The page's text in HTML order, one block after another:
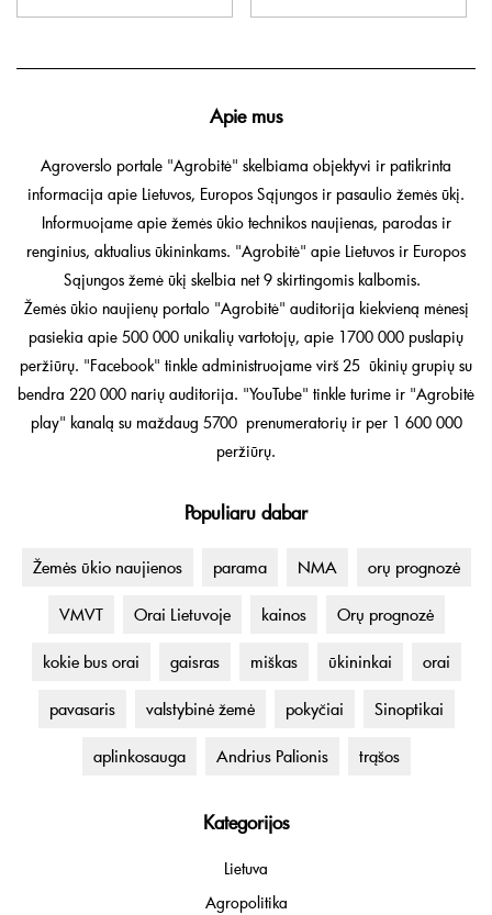
Apie mus
Agroverslo portale "Agrobitė" skelbiama objektyvi ir patikrinta
informacija apie Lietuvos, Europos Sąjungos ir pasaulio žemės ūkį.
Informuojame apie žemės ūkio technikos naujienas, parodas ir
renginius, aktualius ūkininkams. "Agrobitė" apie Lietuvos ir Europos
Sąjungos žemė ūkį skelbia net 9 skirtingomis kalbomis.
Žemės ūkio naujienų portalo "Agrobitė" auditorija kiekvieną mėnesį
pasiekia apie 500 000 unikalių vartotojų, apie 1700 000 puslapių
peržiūrų. "Facebook" tinkle administruojame virš 25 ūkinių grupių su
bendra 220 000 narių auditorija. "YouTube" tinkle turime ir "Agrobitė
play" kanalą su maždaug 5700 prenumeratorių ir per 1 600 000
peržiūrų.
Populiaru dabar
Žemės ūkio naujienos parama NMA orų prognozė
VMVT Orai Lietuvoje kainos Orų prognozė
kokie bus orai gaisras miškas ūkininkai orai
pavasaris valstybinė žemė pokyčiai Sinoptikai
aplinkosauga Andrius Palionis trąšos
Kategorijos
Lietuva
Agropolitika